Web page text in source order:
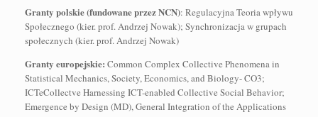
Granty polskie (fundowane przez NCN): Regulacyjna Teoria wpływu
Społecznego (kier. prof. Andrzej Nowak); Synchronizacja w grupach
społecznych (kier. prof. Andrzej Nowak)
Granty europejskie: Common Complex Collective Phenomena in
Statistical Mechanics, Society, Economics, and Biology- CO3;
ICTeCollectve Harnessing ICT-enabled Collective Social Behavior;
Emergence by Design (MD), General Integration of the Applications